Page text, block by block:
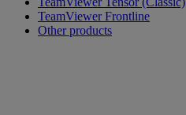
TeamViewer Frontline
Other products